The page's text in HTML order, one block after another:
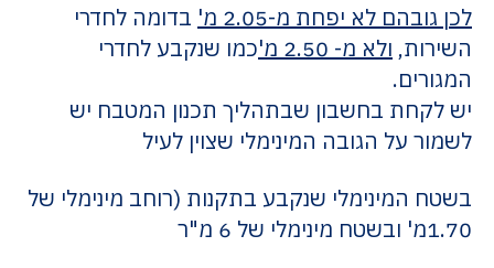
לכן גובהם לא יפחת מ-2.05 מ'
בדומה לחדרי
השירות, ולא מ- 2.50 מ'
כמו שנקבע לחדרי
המגורים.
יש לקחת בחשבון שבתהליך תכנון המטבח יש
לשמור על הגובה המינימלי שצוין לעיל
בשטח המינימלי שנקבע בתקנות (רוחב מינימלי של
1.70מ' ובשטח מינימלי של 6 מ"ר